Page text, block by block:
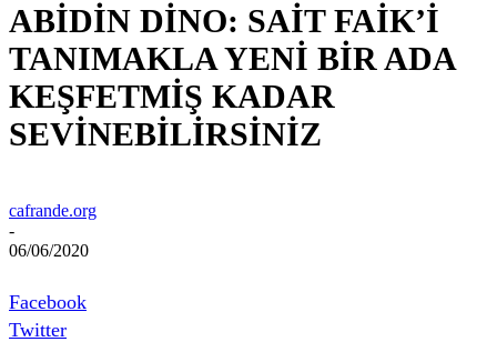
ABİDİN DİNO: SAİT FAİK’İ
TANIMAKLA YENİ BİR ADA
KEŞFETMİŞ KADAR
SEVİNEBİLİRSİNİZ
cafrande.org
-
06/06/2020
Facebook
Twitter